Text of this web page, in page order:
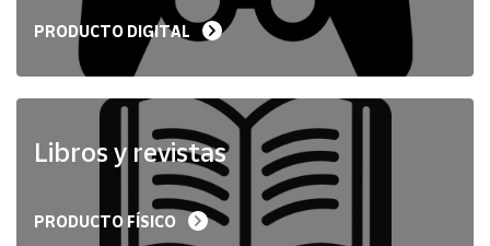
Península
Baleares
Melilla
PRODUCTO DIGITAL
Libros y revistas
PRODUCTO FÍSICO